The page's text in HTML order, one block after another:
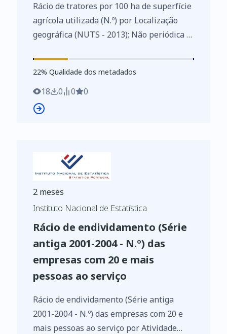
Rácio de tratores por 100 ha de superfície
agrícola utilizada (N.º) por Localização
geográfica (NUTS - 2013); Não periódica -
https://www.ine.pt/xurl/indx/0003024/PT
22%
22% Qualidade dos metadados
18 0 0 0
2 meses
Instituto Nacional de Estatística
Rácio de endividamento (Série
antiga 2001-2004 - N.º) das
empresas com 20 e mais
pessoas ao serviço
Rácio de endividamento (Série antiga
2001-2004 - N.º) das empresas com 20 e
mais pessoas ao serviço por Atividade